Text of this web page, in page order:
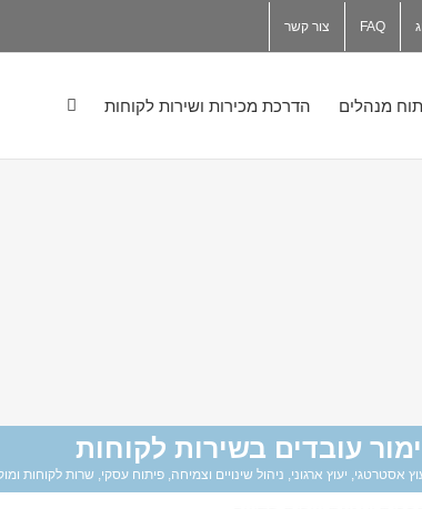
FAQ צור קשר
מנהלים הדרכת מכירות ושירות לקוחות
עובדים בשירות לקוחות
אסטרטגי, יעוץ ארגוני, ניהול שינויים וצמיחה,פיתוח עסקי, שרות לקוחות